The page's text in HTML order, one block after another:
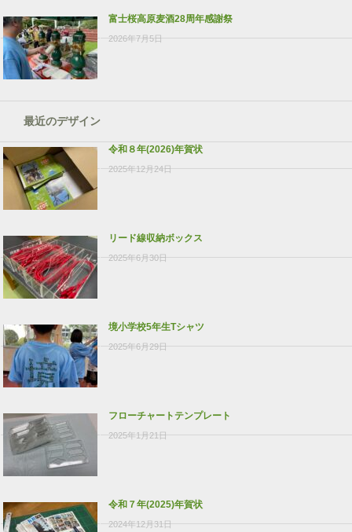
富士桜高原麦酒28周年感謝祭
2026年7月5日
最近のデザイン
令和８年(2026)年賀状
2025年12月24日
リード線収納ボックス
2025年6月30日
境小学校5年生Tシャツ
2025年6月29日
フローチャートテンプレート
2025年1月21日
令和７年(2025)年賀状
2024年12月31日